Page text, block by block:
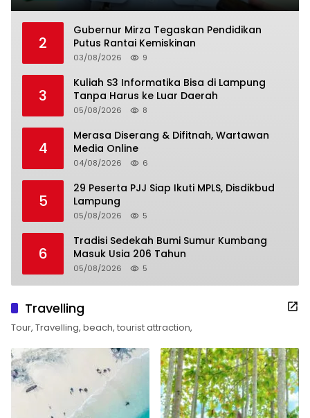
2
Gubernur Mirza Tegaskan Pendidikan
Putus Rantai Kemiskinan
03/08/2026 9
3
Kuliah S3 Informatika Bisa di Lampung
Tanpa Harus ke Luar Daerah
05/08/2026 8
4
Merasa Diserang & Difitnah, Wartawan
Media Online
04/08/2026 6
5
29 Peserta PJJ Siap Ikuti MPLS, Disdikbud
Lampung
05/08/2026 5
6
Tradisi Sedekah Bumi Sumur Kumbang
Masuk Usia 206 Tahun
05/08/2026 5
Travelling
Tour, Travelling, beach, tourist attraction,